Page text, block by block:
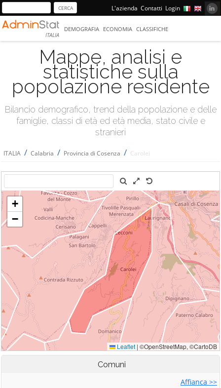
L'azienda Contatti Login
ITALIA
DEMOGRAFIA ECONOMIA CLASSIFICHE
Mappe, analisi e
statistiche sulla
popolazione residente
Bilancio demografico, trend della popolazione e delle
famiglie, classi di età ed età media, stato civile e
stranieri
ITALIA / Calabria / Provincia di Cosenza / Carolei
Comuni
Affianca >>